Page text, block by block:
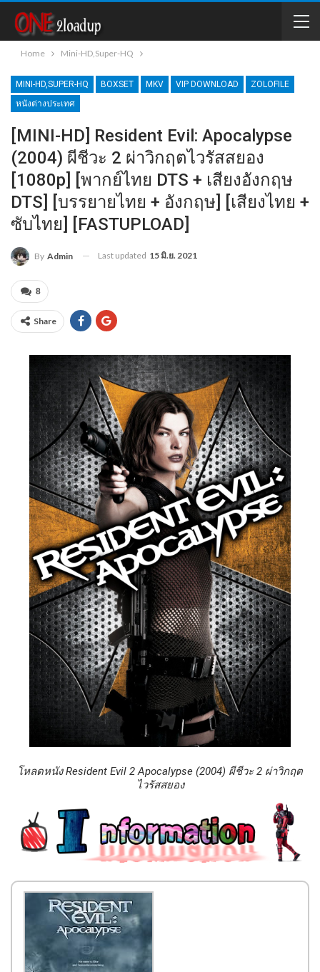
Home Mini-HD,Super-HQ
MINI-HD,SUPER-HQ BOXSET MKV VIP DOWNLOAD
ZOLOFILE
หนังต่างประเทศ
[MINI-HD] Resident Evil: Apocalypse
(2004) ผีชีวะ 2 ผ่าวิกฤตไวรัสสยอง
[1080p] [พากย์ไทย DTS + เสียงอังกฤษ
DTS] [บรรยายไทย + อังกฤษ] [เสียงไทย +
ซับไทย] [FASTUPLOAD]
By Admin Last updated 15 มิ.ย. 2021
8
Share
โหลดหนัง Resident Evil 2 Apocalypse (2004) ผีชีวะ 2 ผ่าวิกฤต
ไวรัสสยอง